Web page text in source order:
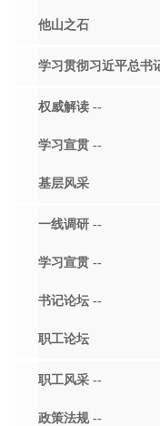
他山之石
学习贯彻习近平总书
权威解读 --
学习宣贯 --
基层风采
一线调研 --
学习宣贯 --
书记论坛 --
职工论坛
职工风采 --
政策法规 --